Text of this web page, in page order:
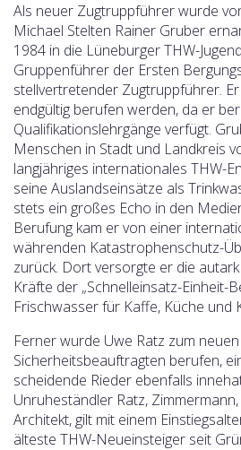
Als neuer Zugtruppführer wurde
Michael Stelten Rainer Gruber
1984 in die Lüneburger THW-
Gruppenführer der Ersten
stellvertretender Zugtruppführer.
endgültig berufen werden, da er
Qualifikationslehrgänge verfügt.
Menschen in Stadt und Landkreis
langjähriges internationales THW-
seine Auslandseinsätze als
stets ein großes Echo in den
Berufung kam er von einer
währenden Katastrophenschutz-
zurück. Dort versorgte er die
Kräfte der „Schnelleinsatz-Einheit-
Frischwasser für Kaffe, Küche und
Ferner wurde Uwe Ratz zum neuen
Sicherheitsbeauftragten berufen,
scheidende Rieder ebenfalls
Unruheständler Ratz,
Architekt, gilt mit einem
älteste THW-Neueinsteiger seit